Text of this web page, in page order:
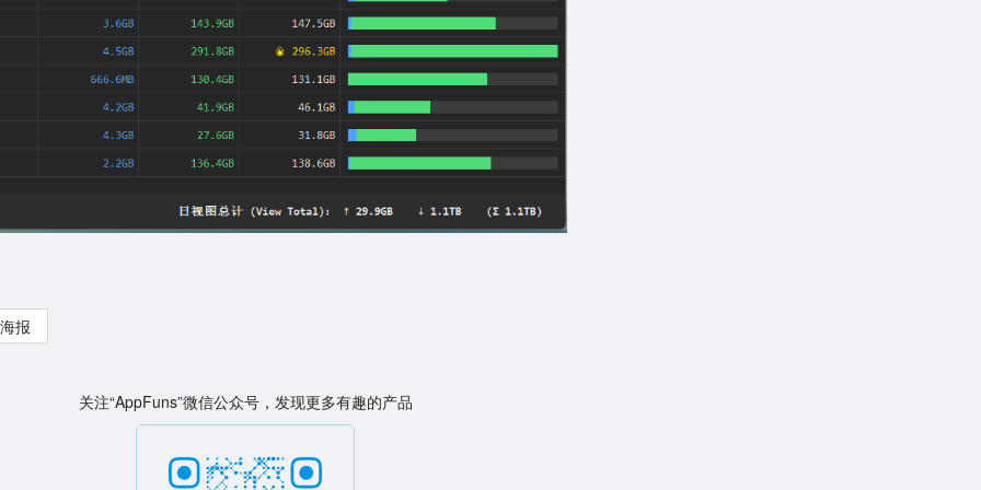
报
关注“AppFuns”微信公众号，发现更多有趣的产品